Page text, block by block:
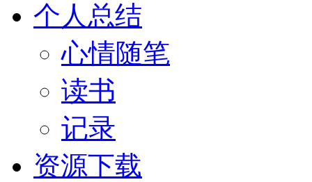
个人总结
心情随笔
读书
记录
资源下载